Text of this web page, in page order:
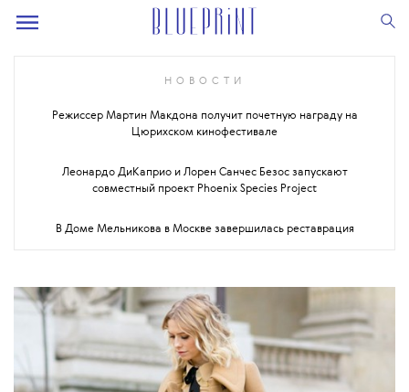
НОВОСТИ
Режиссер Мартин Макдона получит почетную награду на
Цюрихском кинофестивале
Леонардо ДиКаприо и Лорен Санчес Безос запускают
совместный проект Phoenix Species Project
В Доме Мельникова в Москве завершилась реставрация